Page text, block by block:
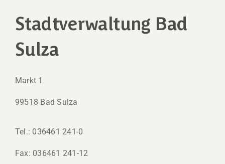
Stadtverwaltung Bad
Sulza
Markt 1
99518 Bad Sulza
Tel.: 036461 241-0
Fax: 036461 241-12